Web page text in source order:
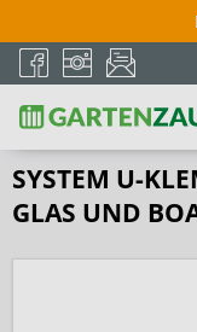
SYSTEM U-
GLAS UND